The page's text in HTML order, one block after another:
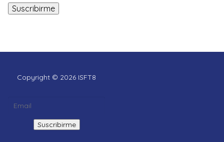
Copyright © 2026 ISFT8